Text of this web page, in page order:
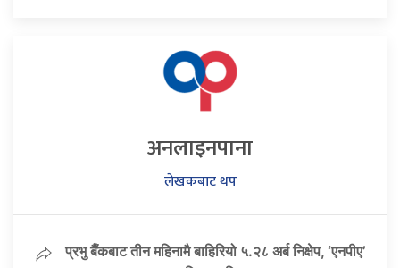
अनलाइनपाना
लेखकबाट थप
प्रभु बैँकबाट तीन महिनामै बाहिरियो ५.२८ अर्ब निक्षेप, ‘एनपीए’